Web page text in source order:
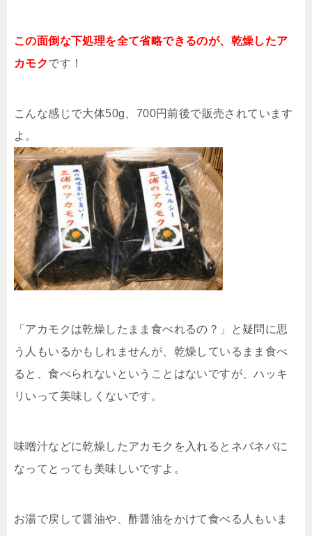
この面倒な下処理を全て省略できるのが、乾燥したア
カモクです！
こんな感じで大体50g、700円前後で販売されています
よ。
「アカモクは乾燥したまま食べれるの？」と疑問に思
う人もいるかもしれませんが、乾燥しているまま食べ
ると、食べられないということはないですが、ハッキ
リいって美味しくないです。
味噌汁などに乾燥したアカモクを入れるとネバネバに
なってとっても美味しいですよ。
お湯で戻して醤油や、酢醤油をかけて食べる人もいま